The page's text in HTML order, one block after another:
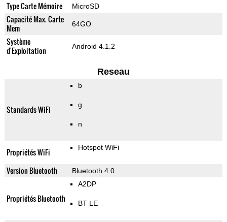
Type Carte Mémoire MicroSD
Capacité Max. Carte
Mem
64GO
Système
d'Exploitation
Android 4.1.2
Reseau
Standards WiFi
b
g
n
Propriétés WiFi Hotspot WiFi
Version Bluetooth Bluetooth 4.0
Propriétés Bluetooth
A2DP
BT LE